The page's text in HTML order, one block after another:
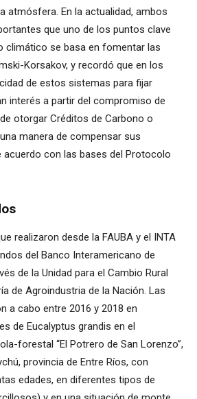
atmósfera. En la actualidad, ambos
que uno de los puntos clave
climático se basa en fomentar las
Korsakov, y recordó que en los
de estos sistemas para fijar
interés a partir del compromiso de
otorgar Créditos de Carbono o
manera de compensar sus
acuerdo con las bases del Protocolo
realizaron desde la FAUBA y el INTA
del Banco Interamericano de
de la Unidad para el Cambio Rural
de Agroindustria de la Nación. Las
a cabo entre 2016 y 2018 en
de Eucalyptus grandis en el
forestal “El Potrero de San Lorenzo”,
provincia de Entre Ríos, con
edades, en diferentes tipos de